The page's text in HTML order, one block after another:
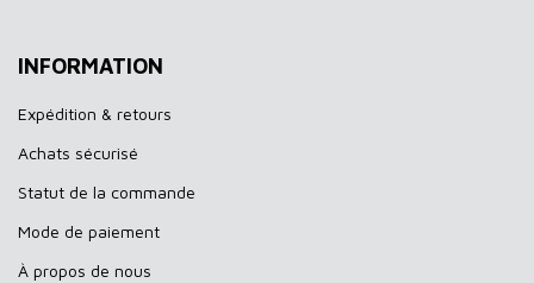
INFORMATION
Expédition & retours
Achats sécurisé
Statut de la commande
Mode de paiement
À propos de nous